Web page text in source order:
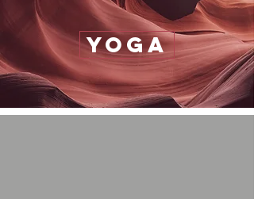
yoga